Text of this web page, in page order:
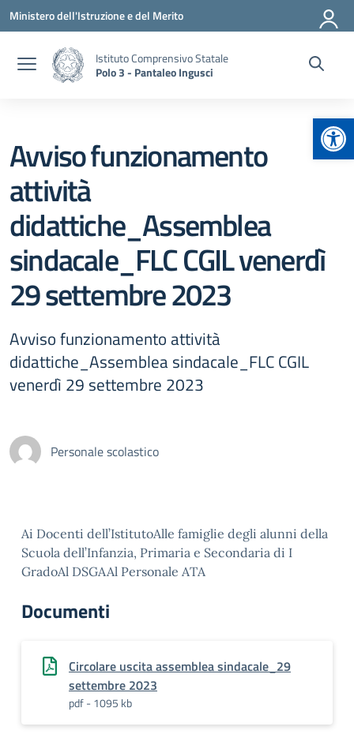
Vai ai contenuti
Vai al menu di navigazione
Vai al footer
Ministero dell'Istruzione e del Merito
Istituto Comprensivo Statale
Polo 3 - Pantaleo Ingusci
Avviso funzionamento
attività
didattiche_Assemblea
sindacale_FLC CGIL venerdì
29 settembre 2023
Avviso funzionamento attività
didattiche_Assemblea sindacale_FLC CGIL
venerdì 29 settembre 2023
Personale scolastico
Ai Docenti dell’IstitutoAlle famiglie degli alunni della
Scuola dell’Infanzia, Primaria e Secondaria di I
GradoAl DSGAAl Personale ATA
Documenti
Circolare uscita assemblea sindacale_29
settembre 2023
pdf - 1095 kb